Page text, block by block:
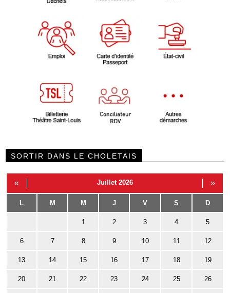
SORTIR DANS LE CHOLETAIS
« Juillet 2026 »
L M M J V S D
1 2 3 4 5
6 7 8 9 10 11 12
13 14 15 16 17 18 19
20 21 22 23 24 25 26